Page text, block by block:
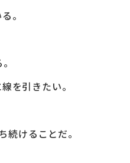
。
を引きたい。
けることだ。